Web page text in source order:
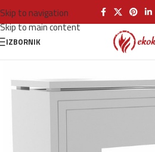
Skip to navigation
Skip to main content
IZBORNIK